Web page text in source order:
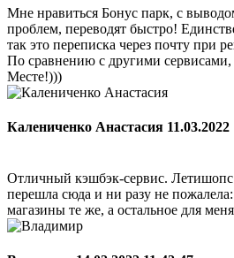
Мне нравиться Бонус парк, с
проблем, переводят быстро!
так это переписка через почту при
По сравнению с другими сервисами,
Месте!)))
Калениченко Анастасия
Отличный кэшбэк-сервис. Летишопс
перешла сюда и ни разу не
магазины те же, а остальное для